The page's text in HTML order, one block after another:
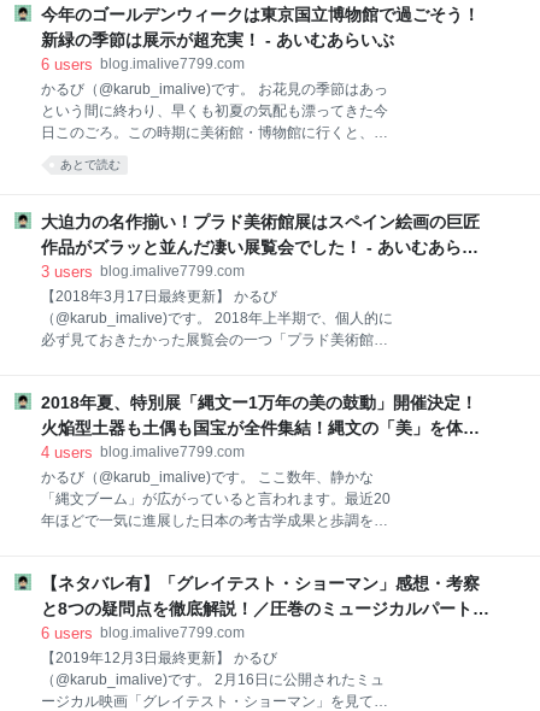
含め（一時期は検索上位に上がっていたこともあり）
かなり色々な方に読んで頂きました。 そんな僕にまさ
かのご褒美（？）となったのが、小学館の「週刊ニッ
ポン
て非常に親しみやすい作品でした。劇中で出てくる巨
大怪獣が「KAIJU」と日本語読みで呼ばれるなど、日
本の古き良き特撮映画へのオマージュにあふれていま
した。また、小学生だった芦田愛菜がハリウッドデビ
ューを果たしたり、菊地凛子が重要な配役をもらって
いたりと、日本人キャストの存在感も目立ちました。
を中心に非常に注目されていましたが、果たして出来
想・考察等を織り交ぜた映画レビューを書いてみたい
と思います。 ※本エントリは、後半部分でストーリー
核心部分にかかわ
今年のゴールデンウィークは東京国立博物館で過ごそう！
新緑の季節は展示が超充実！ - あいむあらいぶ
6 users blog.imalive7799.com
かるび（@karub_imalive)です。 お花見の季節はあっ
という間に終わり、早くも初夏の気配も漂ってきた今
日このごろ。この時期に美術館・博物館に行くと、案
外服装のチョイスが難しいのですよね。日中、外を歩
くと暑いけど、一度美術館の中に入ってしまえば、室
りするんですよね。 さて、先日、こんな記事を書きま
した。 東京国立博物館の春の恒例イベント展示「博物
館でお花見を」は、庭園で実物の桜を愛でつつつ、室
訪れを実感できた、素晴らしいイベント展示でした。
では、東京国立博物館は桜の季節が終わったら、一旦
落ち着いてしまうのか？！というと、実はそうではな
見頃です！いわば上半期のハイライトというべき充実
展示が期待できるのですよね。 本エントリでは、「ト
ーハクを
あとで読む
大迫力の名作揃い！プラド美術館展はスペイン絵画の巨匠
作品がズラッと並んだ凄い展覧会でした！ - あいむあらい
ぶ
3 users blog.imalive7799.com
【2018年3月17日最終更新】 かるび
（@karub_imalive)です。 2018年上半期で、個人的に
必ず見ておきたかった展覧会の一つ「プラド美術館展
スペイン絵画は、期待通りの珠玉の作品ばかりでし
た。 早速行ってきましたので、詳細な感想や見どころ
を書いてみたいと思います。 ※なお、本エントリで使
用した写真・画像は、予め主催者の許可を得て撮影・
使用させていただいたものとなります。何卒ご了承下
さい。 １．プラド美術館展とはどんな展覧会なの？ 音
は？ 予備知識②：ベラスケスって誰なの？ 予備知識③
ベラスケスの絵画の革新性とは？ ３．「プラド美術館
展」の５つのみどころ、内容を紹介！ 見どころ１：と
に
2018年夏、特別展「縄文ー1万年の美の鼓動」開催決定！
火焔型土器も土偶も国宝が全件集結！縄文の「美」を体感
しよう！ - あいむあらいぶ
4 users blog.imalive7799.com
かるび（@karub_imalive)です。 ここ数年、静かな
「縄文ブーム」が広がっていると言われます。最近20
年ほどで一気に進展した日本の考古学成果と歩調を合
んな中、2018年7月3日から、東京国立博物館にて「特
別展 縄文ー1万年の美の鼓動」の開催が決定しまし
た。縄文時代に生きた人々の「美意識」を発掘された
数々の文化財で振り返るという画期的な展覧会です。
先日、その概要を公表する記者発表会が東京国立博物
館にて開催されたました。まずは速報として、その発
【ネタバレ有】「グレイテスト・ショーマン」感想・考察
と8つの疑問点を徹底解説！／圧巻のミュージカルパートと
最高の楽曲群に酔いしれた！ - あいむあらいぶ
6 users blog.imalive7799.com
【2019年12月3日最終更新】 かるび
（@karub_imalive)です。 2月16日に公開されたミュ
ージカル映画「グレイテスト・ショーマン」を見てき